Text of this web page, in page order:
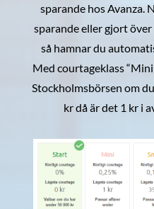
sparande hos Avanza.
sparande eller gjort
så hamnar du
Med courtageklass
Stockholmsbörsen om
kr då är det 1 kr i